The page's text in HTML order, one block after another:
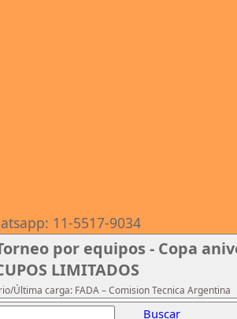
11-5517-9034
por equipos - Copa
LIMITADOS
Última carga: FADA – Comision Tecnica Argentina
Buscar